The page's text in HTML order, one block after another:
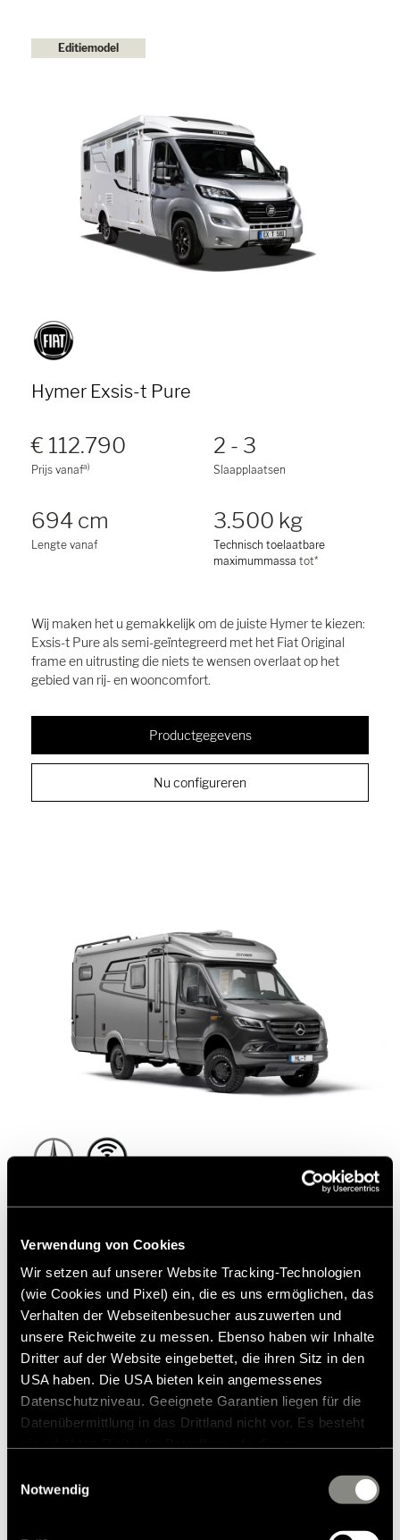
Verwendung von Cookies
Wir setzen auf unserer Website Tracking-Technologien
(wie Cookies und Pixel) ein, die es uns ermöglichen, das
Verhalten der Webseitenbesucher auszuwerten und
unsere Reichweite zu messen. Ebenso haben wir Inhalte
Dritter auf der Website eingebettet, die ihren Sitz in den
USA haben. Die USA bieten kein angemessenes
Datenschutzniveau. Geeignete Garantien liegen für die
Datenübermittlung in das Drittland nicht vor. Es besteht
zustehen. Eingesetzte Dienstleister können Daten für
zusammenführen. Weitere Informationen finden Sie in
Notwendig
Editiemodel
Hymer Exsis-t Pure
€ 112.790
Prijs vanafa)
2 - 3
Slaapplaatsen
694 cm
Lengte vanaf
3.500 kg
Technisch toelaatbare
maximummassa tot*
Wij maken het u gemakkelijk om de juiste Hymer te kiezen:
Exsis-t Pure als semi-geïntegreerd met het Fiat Original
frame en uitrusting die niets te wensen overlaat op het
gebied van rij- en wooncomfort.
Productgegevens
Nu configureren
Hymer ML-T
€ 136.890
Prijs vanaf
2 - 3
674 cm
Lengte vanaf
3.500 kg
Technisch toelaatbare
maximummassatot*
vierwielaandrijving beschikbaar.